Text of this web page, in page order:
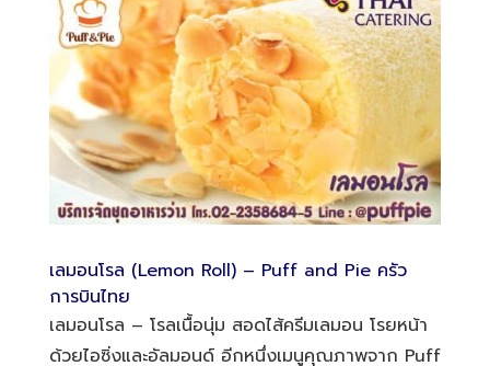
เลมอนโรล (Lemon Roll) – Puff and Pie ครัว
การบินไทย
เลมอนโรล – โรลเนื้อนุ่ม สอดไส้ครีมเลมอน โรยหน้า
ด้วยไอซิ่งและอัลมอนด์ อีกหนึ่งเมนูคุณภาพจาก Puff